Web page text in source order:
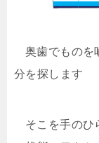
奥歯でものを
分を探します
そこを手のひ